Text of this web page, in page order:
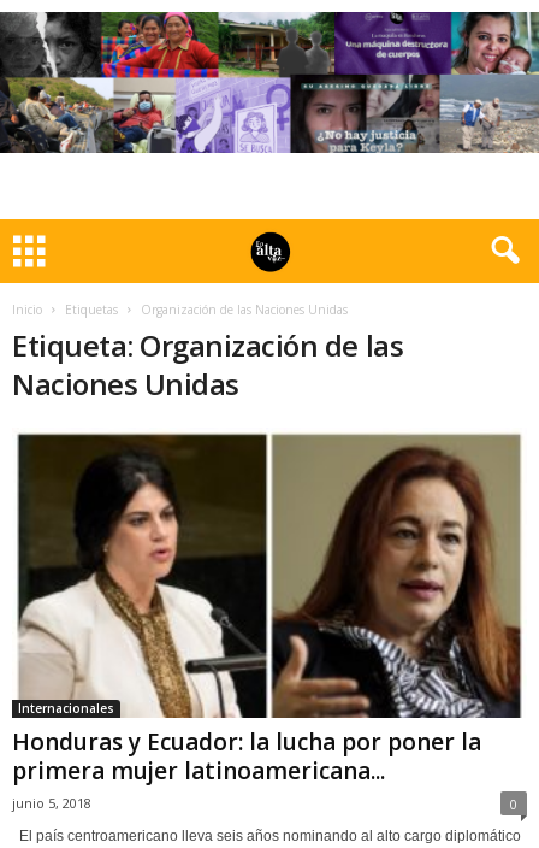
Inicio Etiquetas Organización de las Naciones Unidas
Etiqueta: Organización de las
Naciones Unidas
Internacionales
Honduras y Ecuador: la lucha por poner la
primera mujer latinoamericana...
junio 5, 2018 0
El país centroamericano lleva seis años nominando al alto cargo diplomático